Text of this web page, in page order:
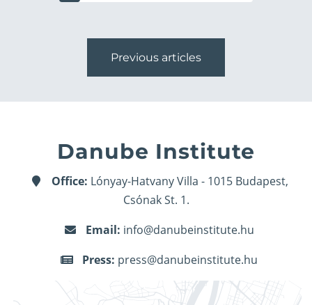
Previous articles
Danube Institute
Office: Lónyay-Hatvany Villa - 1015 Budapest,
Csónak St. 1.
Email: info@danubeinstitute.hu
Press: press@danubeinstitute.hu